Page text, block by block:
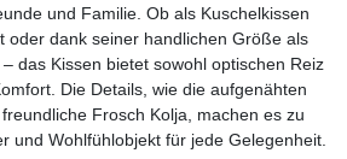
und Familie. Ob als Kuschelkissen
oder dank seiner handlichen Größe als
das Kissen bietet sowohl optischen Reiz
Die Details, wie die aufgenähten
Frosch Kolja, machen es zu
und Wohlfühlobjekt für jede Gelegenheit.